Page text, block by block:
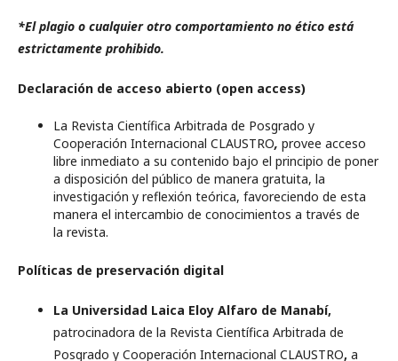
*El plagio o cualquier otro comportamiento no ético está
estrictamente prohibido.
Declaración de acceso abierto (open access)
La Revista Científica Arbitrada de Posgrado y
Cooperación Internacional CLAUSTRO, provee acceso
libre inmediato a su contenido bajo el principio de poner
a disposición del público de manera gratuita, la
investigación y reflexión teórica, favoreciendo de esta
manera el intercambio de conocimientos a través de
la revista.
Políticas de preservación digital
La Universidad Laica Eloy Alfaro de Manabí,
patrocinadora de la Revista Científica Arbitrada de
Posgrado y Cooperación Internacional CLAUSTRO, a